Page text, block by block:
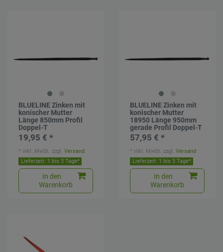
BLUELINE Zinken mit
konischer Mutter
Länge 850mm Profil
Doppel-T
19,95 € *
Lieferzeit: 1 bis 3 Tage*
In den
Warenkorb
* inkl. MwSt. zzgl.Versand
BLUELINE Zinken mit
konischer Mutter
18950 Länge 950mm
gerade Profil Doppel-T
57,95 € *
Lieferzeit: 1 bis 3 Tage*
In den
Warenkorb
* inkl. MwSt. zzgl.Versand